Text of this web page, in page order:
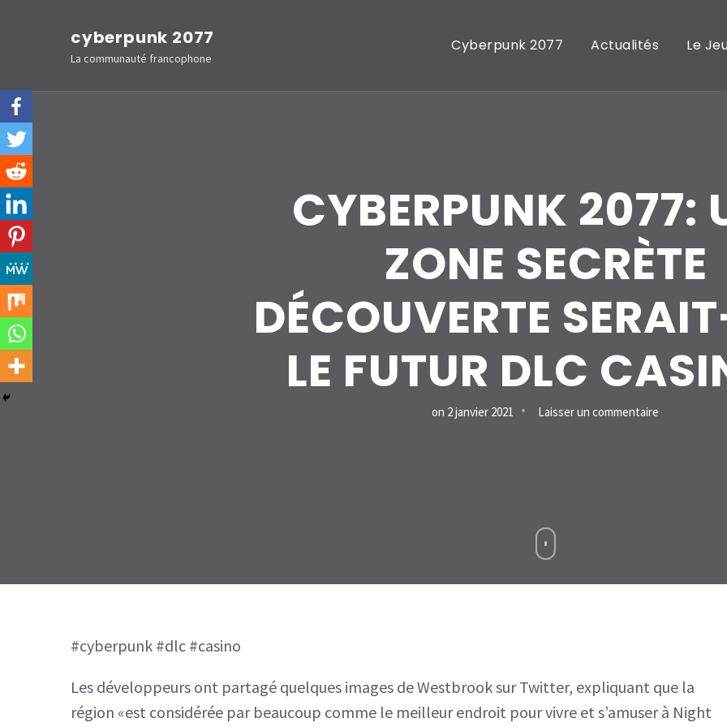
(Pressez
Entrée)
cyberpunk 2077
La communauté francophone
Cyberpunk 2077 Actualités Le
CYBERPUNK 2077:
ZONE SECRÈTE
DÉCOUVERTE
LE FUTUR DLC
on 2 janvier 2021 Laisser un commentaire
DLC
CASINO?
#cyberpunk #dlc #casino
Les développeurs ont partagé quelques images de Westbrook sur Twitter, expliquant que la
région «est considérée par beaucoup comme le meilleur endroit pour vivre et s’amuser à Night